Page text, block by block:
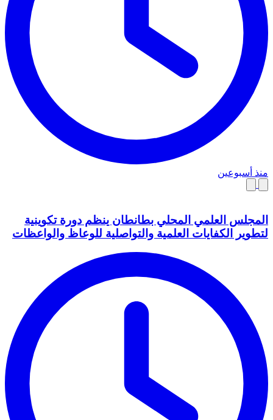
منذ أسبوعين
المجلس العلمي المحلي بطانطان ينظم دورة تكوينية
لتطوير الكفايات العلمية والتواصلية للوعاظ والواعظات